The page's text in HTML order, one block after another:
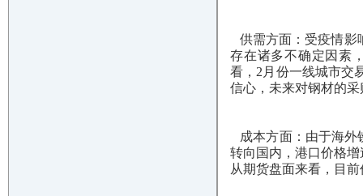
供需方面：受疫情影
存在诸多不确定因素
看，2月份一线城市交
信心，未来对钢材的
成本方面：由于海外
转向国内，港口价格
从期货盘面来看，目